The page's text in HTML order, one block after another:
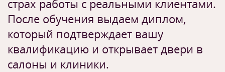
страх работы с реальными клиентами.
После обучения выдаем диплом,
который подтверждает вашу
квалификацию и открывает двери в
салоны и клиники.